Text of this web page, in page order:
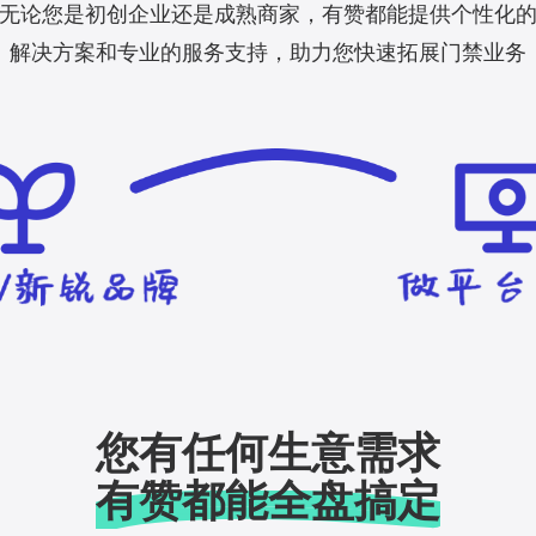
无论您是初创企业还是成熟商家，有赞都能提供个性化的
解决方案和专业的服务支持，助力您快速拓展门禁业务
您有任何生意需求
有赞都能全盘搞定